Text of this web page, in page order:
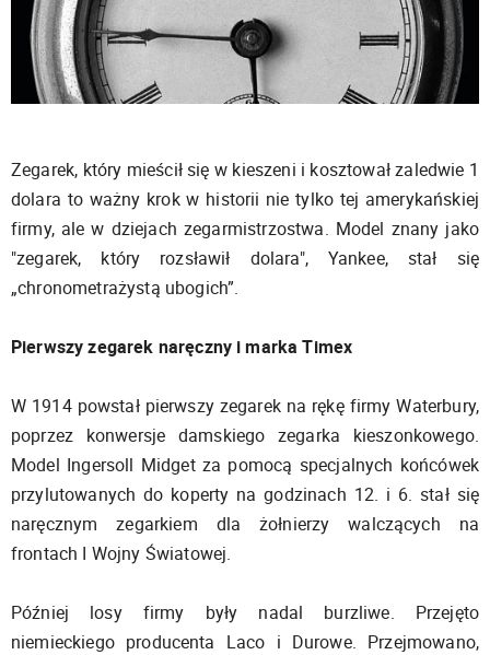
Zegarek, który mieścił się w kieszeni i kosztował zaledwie 1
dolara to ważny krok w historii nie tylko tej amerykańskiej
firmy, ale w dziejach zegarmistrzostwa. Model znany jako
"zegarek, który rozsławił dolara", Yankee, stał się
„chronometrażystą ubogich”.
Pierwszy zegarek naręczny i marka Timex
W 1914 powstał pierwszy zegarek na rękę firmy Waterbury,
poprzez konwersje damskiego zegarka kieszonkowego.
Model Ingersoll Midget za pomocą specjalnych końcówek
przylutowanych do koperty na godzinach 12. i 6. stał się
naręcznym zegarkiem dla żołnierzy walczących na
frontach I Wojny Światowej.
Później losy firmy były nadal burzliwe. Przejęto
niemieckiego producenta Laco i Durowe. Przejmowano,